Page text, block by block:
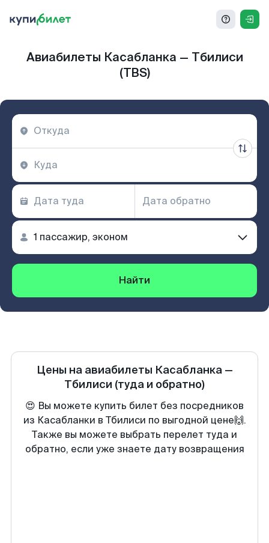
Авиабилеты Касабланка — Тбилиси
(TBS)
Найти
Цены на авиабилеты Касабланка—
Тбилиси (туда и обратно)
😍 Вы можете купить билет без посредников
из Касабланки в Тбилиси по выгодной цене🙌.
Также вы можете выбрать перелет туда и
обратно, если уже знаете дату возвращения